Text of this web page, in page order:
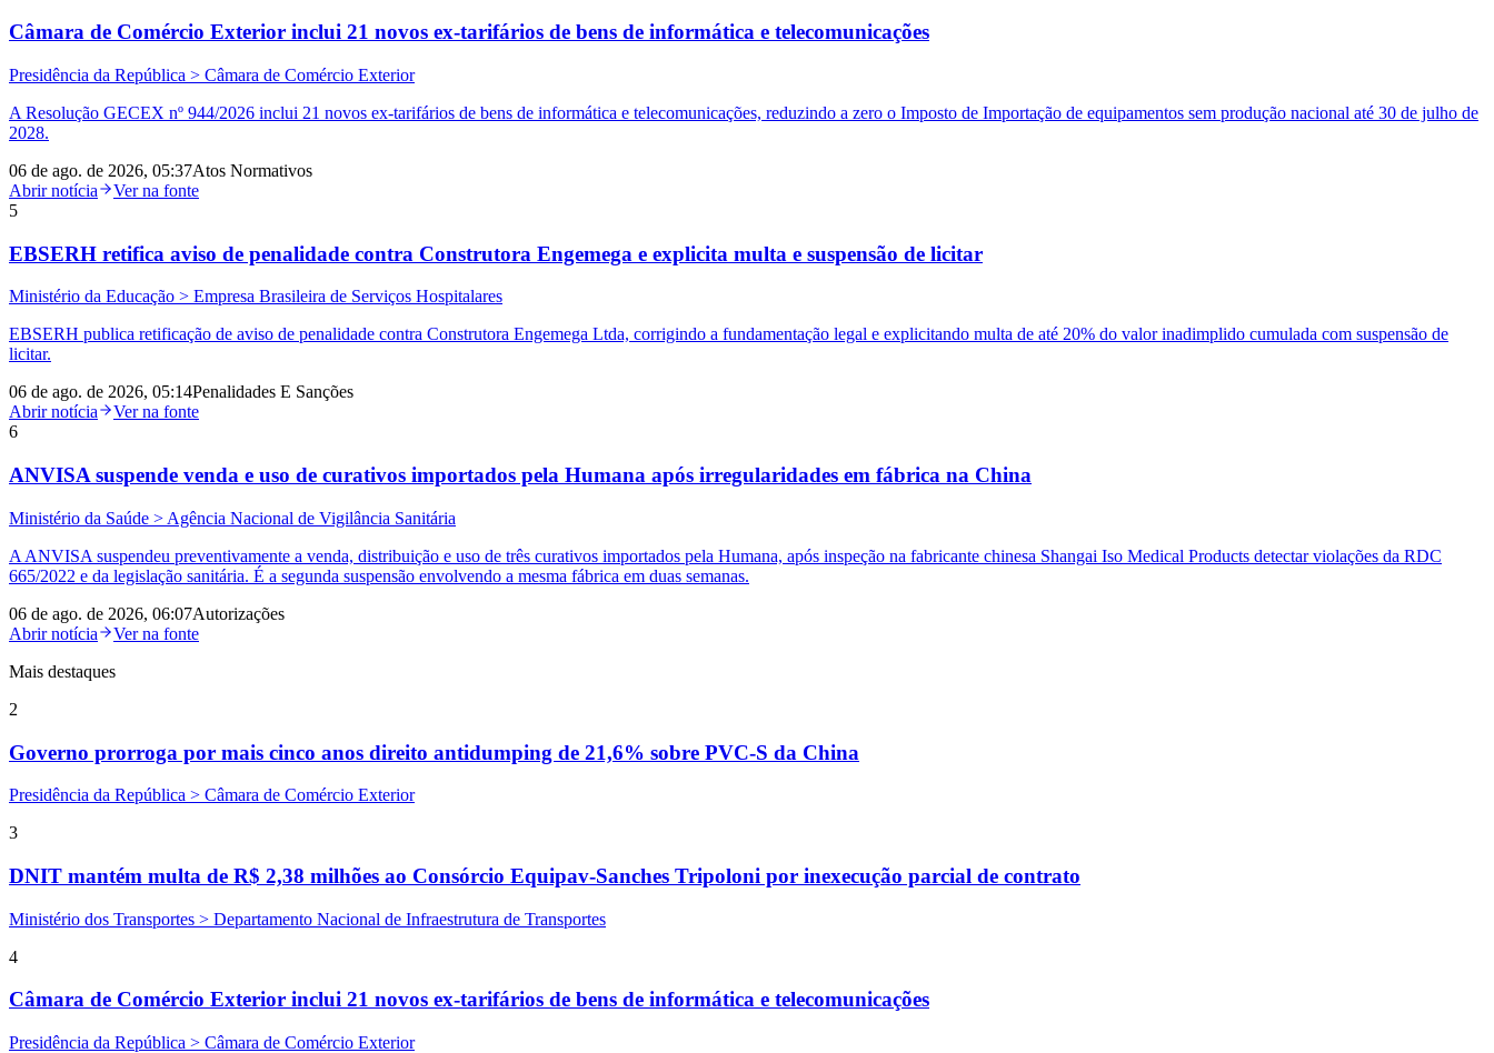
Câmara de Comércio Exterior inclui 21 novos ex-tarifários de bens de informática e telecomunicações
Presidência da República > Câmara de Comércio Exterior
A Resolução GECEX nº 944/2026 inclui 21 novos ex-tarifários de bens de informática e telecomunicações, reduzindo a zero o Imposto de Importação de equipamentos sem produção nacional até 30 de julho de
2028.
06 de ago. de 2026, 05:37Atos Normativos
Abrir notícia
Ver na fonte
5
EBSERH retifica aviso de penalidade contra Construtora Engemega e explicita multa e suspensão de licitar
Ministério da Educação > Empresa Brasileira de Serviços Hospitalares
EBSERH publica retificação de aviso de penalidade contra Construtora Engemega Ltda, corrigindo a fundamentação legal e explicitando multa de até 20% do valor inadimplido cumulada com suspensão de
licitar.
06 de ago. de 2026, 05:14Penalidades E Sanções
Abrir notícia
Ver na fonte
6
ANVISA suspende venda e uso de curativos importados pela Humana após irregularidades em fábrica na China
Ministério da Saúde > Agência Nacional de Vigilância Sanitária
A ANVISA suspendeu preventivamente a venda, distribuição e uso de três curativos importados pela Humana, após inspeção na fabricante chinesa Shangai Iso Medical Products detectar violações da RDC
665/2022 e da legislação sanitária. É a segunda suspensão envolvendo a mesma fábrica em duas semanas.
06 de ago. de 2026, 06:07Autorizações
Abrir notícia
Ver na fonte
Mais destaques
2
Governo prorroga por mais cinco anos direito antidumping de 21,6% sobre PVC-S da China
Presidência da República > Câmara de Comércio Exterior
3
DNIT mantém multa de R$ 2,38 milhões ao Consórcio Equipav-Sanches Tripoloni por inexecução parcial de contrato
Ministério dos Transportes > Departamento Nacional de Infraestrutura de Transportes
4
Câmara de Comércio Exterior inclui 21 novos ex-tarifários de bens de informática e telecomunicações
Presidência da República > Câmara de Comércio Exterior